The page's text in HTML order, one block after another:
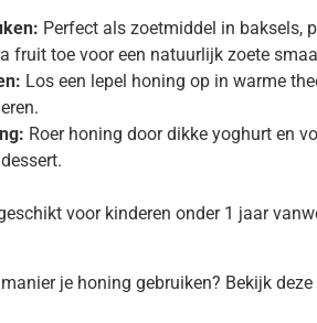
Perfect als zoetmiddel in baksels,
fruit toe voor een natuurlijk zoete
Los een lepel honing op in warme
Roer honing door dikke yoghurt en
voor kinderen onder 1 jaar
je honing gebruiken? Bekijk deze